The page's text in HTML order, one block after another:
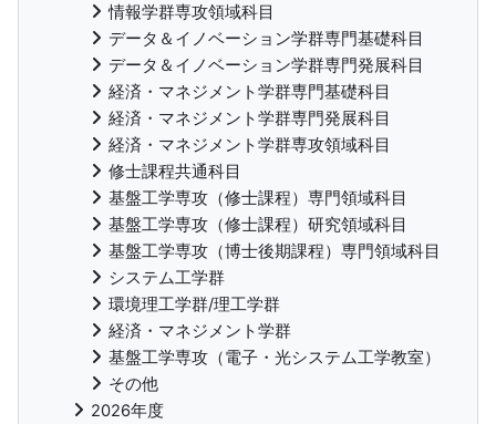
情報学群専攻領域科目
データ＆イノベーション学群専門基礎科目
データ＆イノベーション学群専門発展科目
経済・マネジメント学群専門基礎科目
経済・マネジメント学群専門発展科目
経済・マネジメント学群専攻領域科目
修士課程共通科目
基盤工学専攻（修士課程）専門領域科目
基盤工学専攻（修士課程）研究領域科目
基盤工学専攻（博士後期課程）専門領域科目
システム工学群
環境理工学群/理工学群
経済・マネジメント学群
基盤工学専攻（電子・光システム工学教室）
その他
2026年度